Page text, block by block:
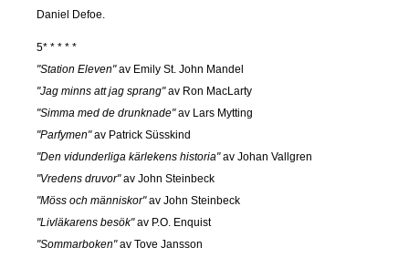
Daniel Defoe.
5* * * * *
"Station Eleven"av Emily St. John Mandel
"Jag minns att jag sprang"av Ron MacLarty
"Simma med de drunknade"av Lars Mytting
"Parfymen"av Patrick Süsskind
"Den vidunderliga kärlekens historia"av Johan Vallgren
"Vredens druvor"av John Steinbeck
"Möss och människor"av John Steinbeck
"Livläkarens besök"av P.O. Enquist
"Sommarboken"av Tove Jansson